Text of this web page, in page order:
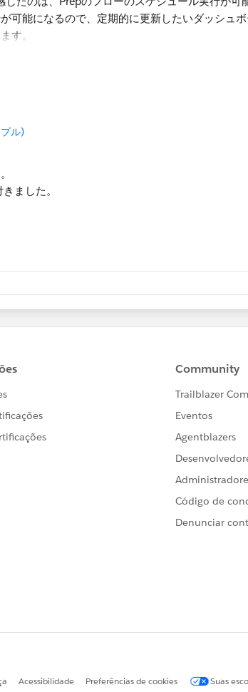
可能になるので、定期的に更新したいダッシュ
す。
→Server上のPrepで自動実行​→Server上のデータソ
ては、後続のPrepフローも設定し、かつ処理完了
設定…Server内に用意されたスケジュールを使用
とても便利です）
ル)
ました。